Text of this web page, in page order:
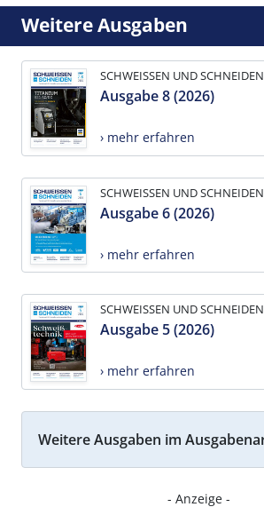
Weitere Ausgaben
SCHWEISSEN UND SCHNEIDEN
Ausgabe 8 (2026)
› mehr erfahren
SCHWEISSEN UND SCHNEIDEN
Ausgabe 6 (2026)
› mehr erfahren
SCHWEISSEN UND SCHNEIDEN
Ausgabe 5 (2026)
› mehr erfahren
Weitere Ausgaben im
- Anzeige -